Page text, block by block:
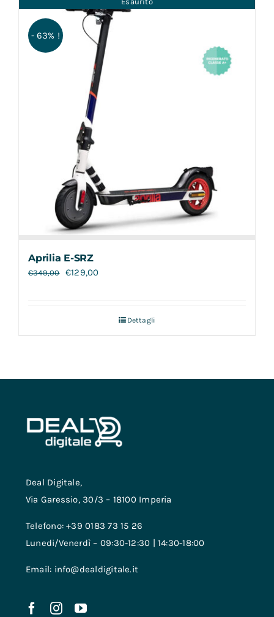
- 63% !
Aprilia E-SRZ
€349,00 €129,00
Dettagli
Deal Digitale,
Via Garessio, 30/3 – 18100 Imperia
Telefono: +39 0183 73 15 26
Lunedi/Venerdì – 09:30-12:30 | 14:30-18:00
Email: info@dealdigitale.it